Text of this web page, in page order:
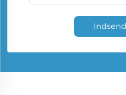
Indsend